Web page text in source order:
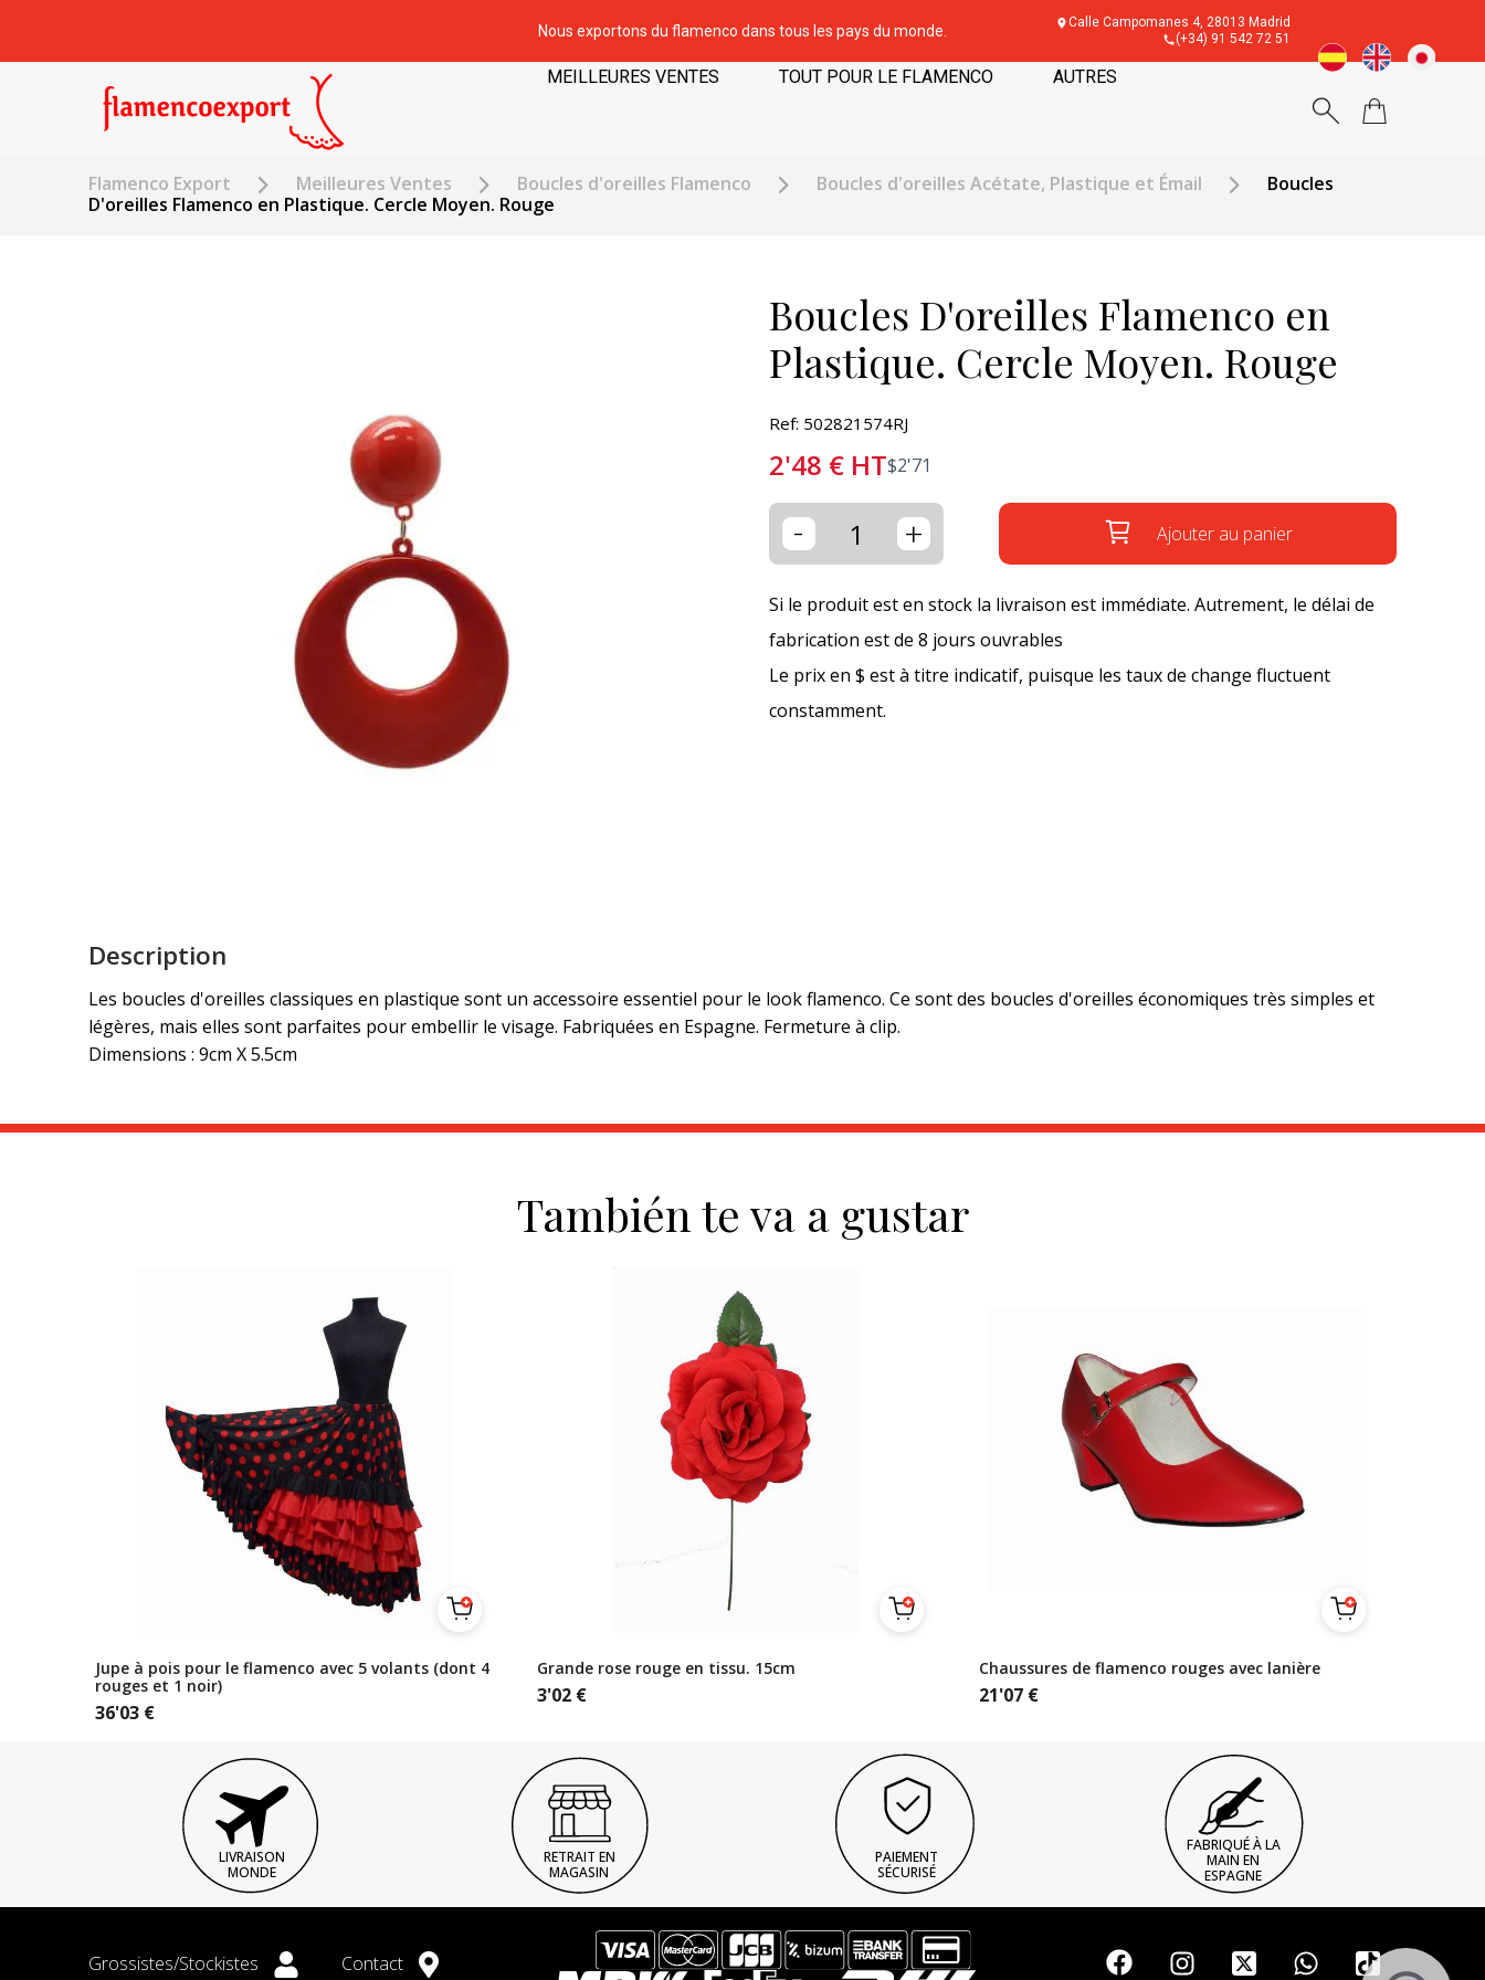
Nous exportons du flamenco dans tous les pays du monde.
Calle Campomanes 4, 28013 Madrid
(+34) 91 542 72 51
MEILLEURES VENTES TOUT POUR LE FLAMENCO AUTRES
Flamenco Export Meilleures Ventes Boucles d'oreilles Flamenco Boucles d'oreilles Acétate, Plastique et Émail
Boucles
D'oreilles Flamenco en Plastique. Cercle Moyen. Rouge
Boucles D'oreilles Flamenco en
Plastique. Cercle Moyen. Rouge
Ref: 502821574RJ
2'48 € HT$2'71
- + Ajouter au panier
Si le produit est en stock la livraison est immédiate. Autrement, le délai de
fabrication est de 8 jours ouvrables
Le prix en $ est à titre indicatif, puisque les taux de change fluctuent
constamment.
Description
Les boucles d'oreilles classiques en plastique sont un accessoire essentiel pour le look flamenco. Ce sont des boucles d'oreilles économiques très simples et
légères, mais elles sont parfaites pour embellir le visage. Fabriquées en Espagne. Fermeture à clip.
Dimensions : 9cm X 5.5cm
También te va a gustar
Jupe à pois pour le flamenco avec 5 volants (dont 4
rouges et 1 noir)
36'03 €
Grande rose rouge en tissu. 15cm
3'02 €
Chaussures de flamenco rouges avec lanière
21'07 €
LIVRAISON
MONDE
RETRAIT EN
MAGASIN
PAIEMENT
SÉCURISÉ
FABRIQUÉ À LA
MAIN EN
ESPAGNE
Grossistes/Stockistes Contact